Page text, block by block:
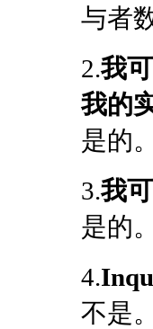
与者
2.我
我的
是的
3.我
是的
4.
不是